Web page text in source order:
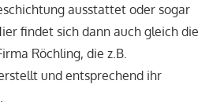
ausstattet oder sogar
findet sich dann auch gleich die
Röchling, die z.B.
und entsprechend ihr